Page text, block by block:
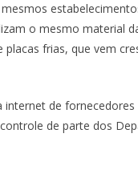
o mesmo material
frias, que vem
de fornecedores
de parte dos